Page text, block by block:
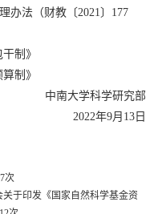
办法（财教〔2021 〕 177
制》
制》
中南大学科学研究部
2022年9月 13 日
次
于印发《国家自然科学基金资